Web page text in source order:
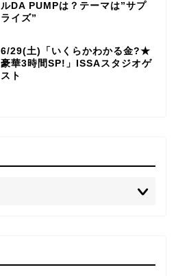
ルDA PUMPは？テーマは”サプ
ライズ”
6/29(土)「いくらかわかる金?★
豪華3時間SP!」ISSAスタジオゲ
スト